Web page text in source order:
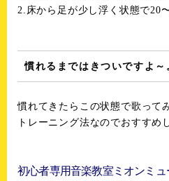
2.床から足が少し浮く状態で20
慣れるまではきついですよ～
慣れてきたらこの状態で歌って
トレーニング法なのでおすすめ
初心者専用音楽教室ミオンミュ